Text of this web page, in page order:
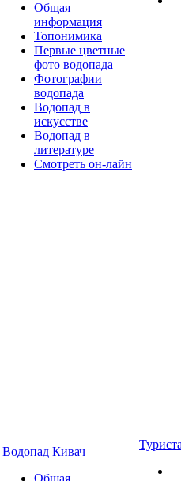
Общая
информация
Топонимика
Первые цветные
фото водопада
Фотографии
водопада
Водопад в
искусстве
Водопад в
литературе
Смотреть он-лайн
Водопад Кивач
Общая